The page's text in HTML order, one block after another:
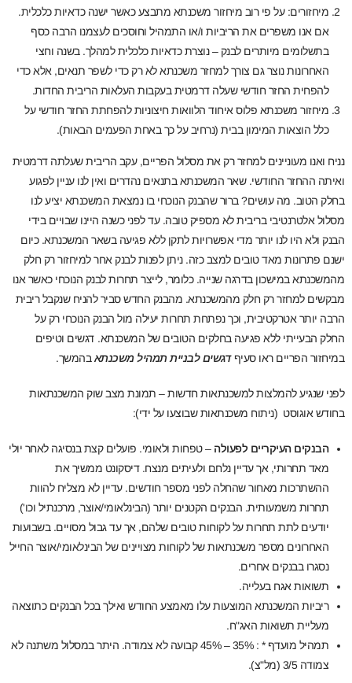
מיחזורים: על פי רוב מיחזור משכנתא מתבצע כאשר ישנה כדאיות כלכלית.
אם אנו משפרים את הריביות ו/או התמהיל וחוסכים לעצמנו הרבה כסף
בתשלומים מיותרים לבנק – נוצרת כדאיות כלכלית למהלך. בשנה וחצי
האחרונות נוצר גם צורך למחזר משכנתא לא רק כדי לשפר תנאים, אלא כדי
להפחית החזר חודשי שעלה דרמטית בעקבות העלאות הריבית החדות.
מיחזור משכנתא פלוס איחוד הלוואות חיצוניות להפחתת החזר חודשי על
כלל הוצאות המימון בבית (נרחיב על כך באחת הפעמים הבאות).
נניח ואנו מעוניינים למחזר רק את מסלול הפריים, עקב הריבית שעלתה דרמטית
ואיתה ההחזר החודשי. שאר המשכנתא בתנאים נהדרים ואין לנו עניין לפגוע
בחלק הטוב. מה עושים? ברור שהבנק הנוכחי בו נמצאת המשכנתא יציע לנו
מסלול אלטרנטיבי בריבית לא מספיק טובה. עד לפני כשנה היינו שבויים בידי
הבנק ולא היו לנו יותר מדי אפשרויות לתקן ללא פגיעה בשאר המשכנתא. כיום
ישנם פתרונות מאד טובים למצב כזה. ניתן לפנות לבנק אחר למיחזור רק חלק
מהמשכנתא במישכון בדרגה שנייה. כלומר, לייצר תחרות לבנק הנוכחי כאשר אנו
מבקשים למחזר רק חלק מהמשכנתא. מהבנק החדש סביר להניח שנקבל ריבית
הרבה יותר אטרקטיבית, וכך נפתחת תחרות יעילה מול הבנק הנוכחי רק על
החלק הבעייתי ללא פגיעה בחלקים הטובים של המשכנתא. דגשים וטיפים
במיחזור הפריים ראו סעיףדגשים לבניית תמהיל משכנתאבהמשך.
לפני שנגיע להמלצות למשכנתאות חדשות – תמונת מצב שוק המשכנתאות
בחודש אוגוסט (ניתוח משכנתאות שבוצעו על ידי):
הבנקים העיקריים לפעולה – טפחות ולאומי. פועלים קצת בנסיגה לאחר יולי
מאד תחרותי, אך עדיין נלחם ולעיתים מנצח. דיסקונט ממשיך את
ההשתרכות מאחור שהחלה לפני מספר חודשים. עדיין לא מצליח להוות
תחרות משמעותית. הבנקים הקטנים יותר (הבינלאומי/אוצר, מרכנתיל וכו')
יודעים לתת תחרות על לקוחות טובים שלהם, אך עד גבול מסויים. בשבועות
האחרונים מספר משכנתאות של לקוחות מצויינים של הבינלאומי/אוצר החייל
נסגרו בבנקים אחרים.
תשואות אגח בעלייה.
ריביות המשכנתא המוצעות עלו מאמצע החודש ואילך בכל הבנקים כתוצאה
מעליית תשואות האג"ח.
תמהיל מועדף * : 35% – 45% קבועה לא צמודה. היתר במסלול משתנה לא
צמודה 3/5 (מל"צ).